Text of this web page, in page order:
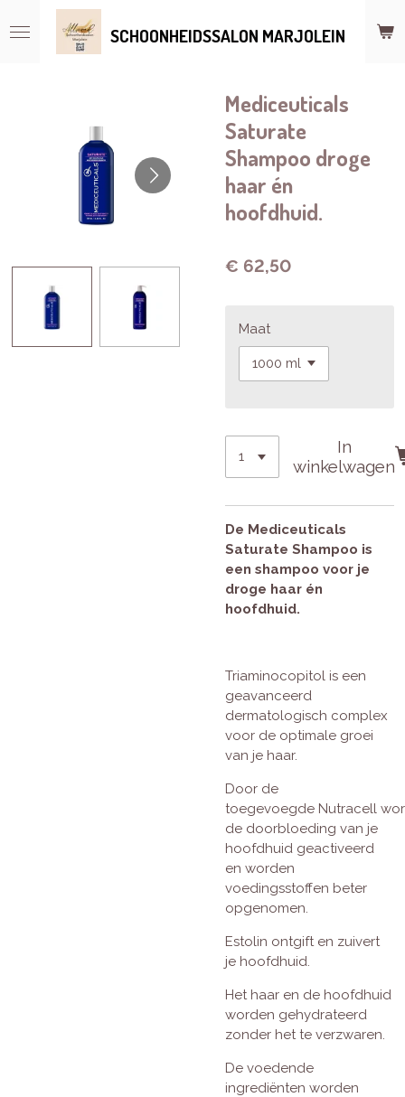
direct
SCHOONHEIDSSALON MARJOLEIN
Mediceuticals
Saturate
Shampoo droge
haar én
hoofdhuid.
€ 62,50
Maat
In
winkelwagen
De Mediceuticals
Saturate Shampoo is
een shampoo voor je
droge haar én
hoofdhuid.
Triaminocopitol is een
geavanceerd
dermatologisch complex
voor de optimale groei
van je haar.
Door de
toegevoegde Nutracell
de doorbloeding van je
hoofdhuid geactiveerd
en worden
voedingsstoffen beter
opgenomen.
Estolin ontgift en zuivert
je hoofdhuid.
Het haar en de hoofdhuid
worden gehydrateerd
zonder het te verzwaren.
De voedende
ingrediënten worden